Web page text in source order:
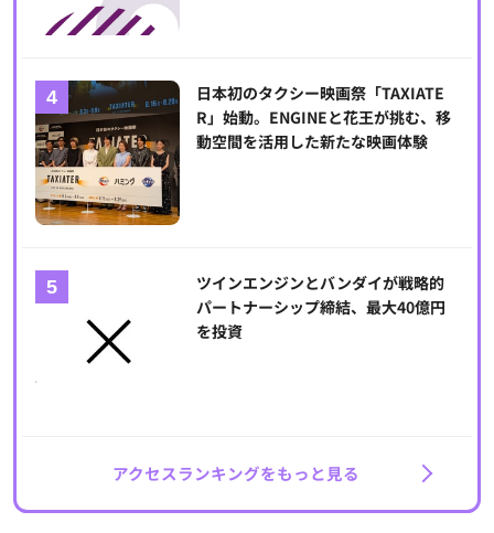
日本初のタクシー映画祭「TAXIATE
R」始動。ENGINEと花王が挑む、移
動空間を活用した新たな映画体験
ツインエンジンとバンダイが戦略的
パートナーシップ締結、最大40億円
を投資
アクセスランキングをもっと見る